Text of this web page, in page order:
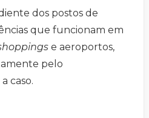
dos postos de
que funcionam em
e aeroportos,
pelo
caso.